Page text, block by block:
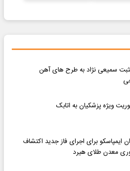
سمیعی نژاد به طرح های آهن
ایمپاسکو برای اجرای فاز جدید اکتشاف
معدن طلای هیرد